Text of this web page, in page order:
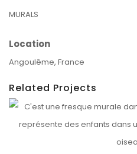
MURALS
Location
Angoulême, France
Related Projects